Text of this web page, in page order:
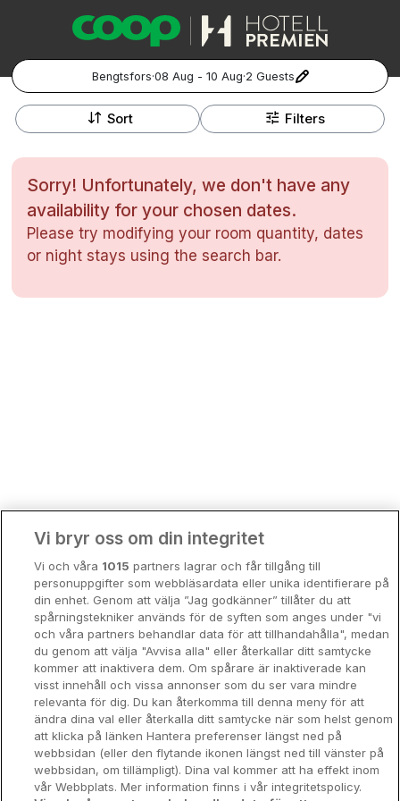
Bengtsfors·08 Aug - 10 Aug·2 Guests
Popular Destinations:
Stockholm
Göteborg
Sort Filters
+
−
Sorry! Unfortunately, we don't have any
availability for your chosen dates.
Please try modifying your room quantity, dates
or night stays using the search bar.
Kontakta ossVanliga frågorAllmänna villkor
Gift VouchersCoop.se Manage Preferences
Storstadsweekend
Hotellrum under 995 kr
Spahotell
Sydsverige
Om Hotellpremien
Nya hotell
Stadsweekend
Vi bryr oss om din integritet
Vi och våra 1015 partners lagrar och får tillgång till
personuppgifter som webbläsardata eller unika identifierare på
din enhet. Genom att välja ”Jag godkänner” tillåter du att
spårningstekniker används för de syften som anges under "vi
och våra partners behandlar data för att tillhandahålla", medan
du genom att välja "Avvisa alla" eller återkallar ditt samtycke
kommer att inaktivera dem. Om spårare är inaktiverade kan
visst innehåll och vissa annonser som du ser vara mindre
relevanta för dig. Du kan återkomma till denna meny för att
ändra dina val eller återkalla ditt samtycke när som helst genom
att klicka på länken Hantera preferenser längst ned på
webbsidan (eller den flytande ikonen längst ned till vänster på
webbsidan, om tillämpligt). Dina val kommer att ha effekt inom
vår Webbplats. Mer information finns i vår integritetspolicy.